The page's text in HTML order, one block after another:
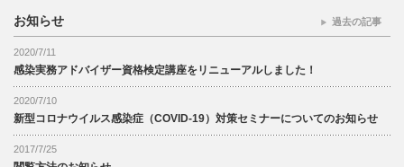
お知らせ
2020/7/11
感染実務アドバイザー資格検定講座をリニューアルしました！
2020/7/10
新型コロナウイルス感染症（COVID-19）対策セミナーについてのお知らせ
2017/7/25
過去の記事